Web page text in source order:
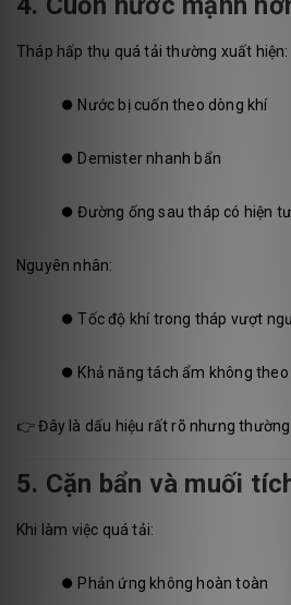
Tháp hấp thụ quá tải thường xuất hiện:
⏺️ Nước bị cuốn theo dòng khí
⏺️ Demister nhanh bẩn
⏺️Đường ống sau tháp có hiện
Nguyên nhân:
⏺️Tốc độ khí trong tháp vượt
⏺️ Khả năng tách ẩm không theo
👉 Đây là dấu hiệu rất rõ nhưng thường
5. Cặn bẩn và muối
Khi làm việc quá tải:
⏺️ Phản ứng không hoàn toàn